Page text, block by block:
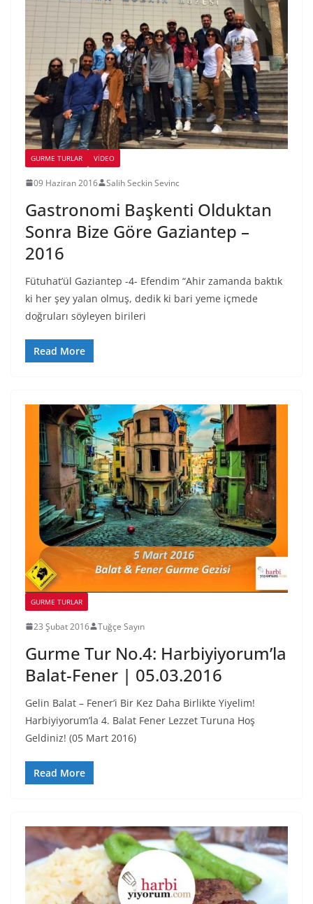
GURME TURLAR VIDEO
09 Haziran 2016 Salih Seckin Sevinc
Gastronomi Başkenti Olduktan
Sonra Bize Göre Gaziantep –
2016
Fütuhat’ül Gaziantep -4- Efendim “Ahir zamanda baktık
ki her şey yalan olmuş, dedik ki bari yeme içmede
doğruları söyleyen birileri
Read More
GURME TURLAR
23 Şubat 2016 Tuğçe Sayın
Gurme Tur No.4: Harbiyiyorum’la
Balat-Fener | 05.03.2016
Gelin Balat – Fener’i Bir Kez Daha Birlikte Yiyelim!
Harbiyiyorum’la 4. Balat Fener Lezzet Turuna Hoş
Geldiniz! (05 Mart 2016)
Read More